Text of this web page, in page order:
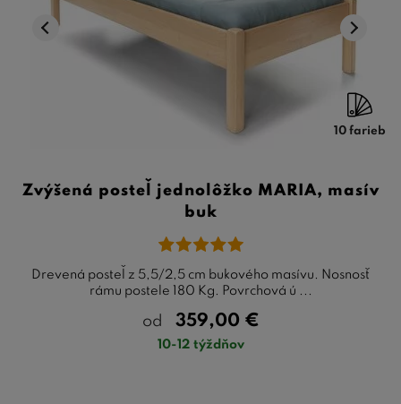
10 farieb
Zvýšená posteľ jednolôžko MARIA, masív
buk
Drevená posteľ z 5,5/2,5 cm bukového masívu. Nosnosť
rámu postele 180 Kg. Povrchová ú ...
od 359,00 €
10-12 týždňov